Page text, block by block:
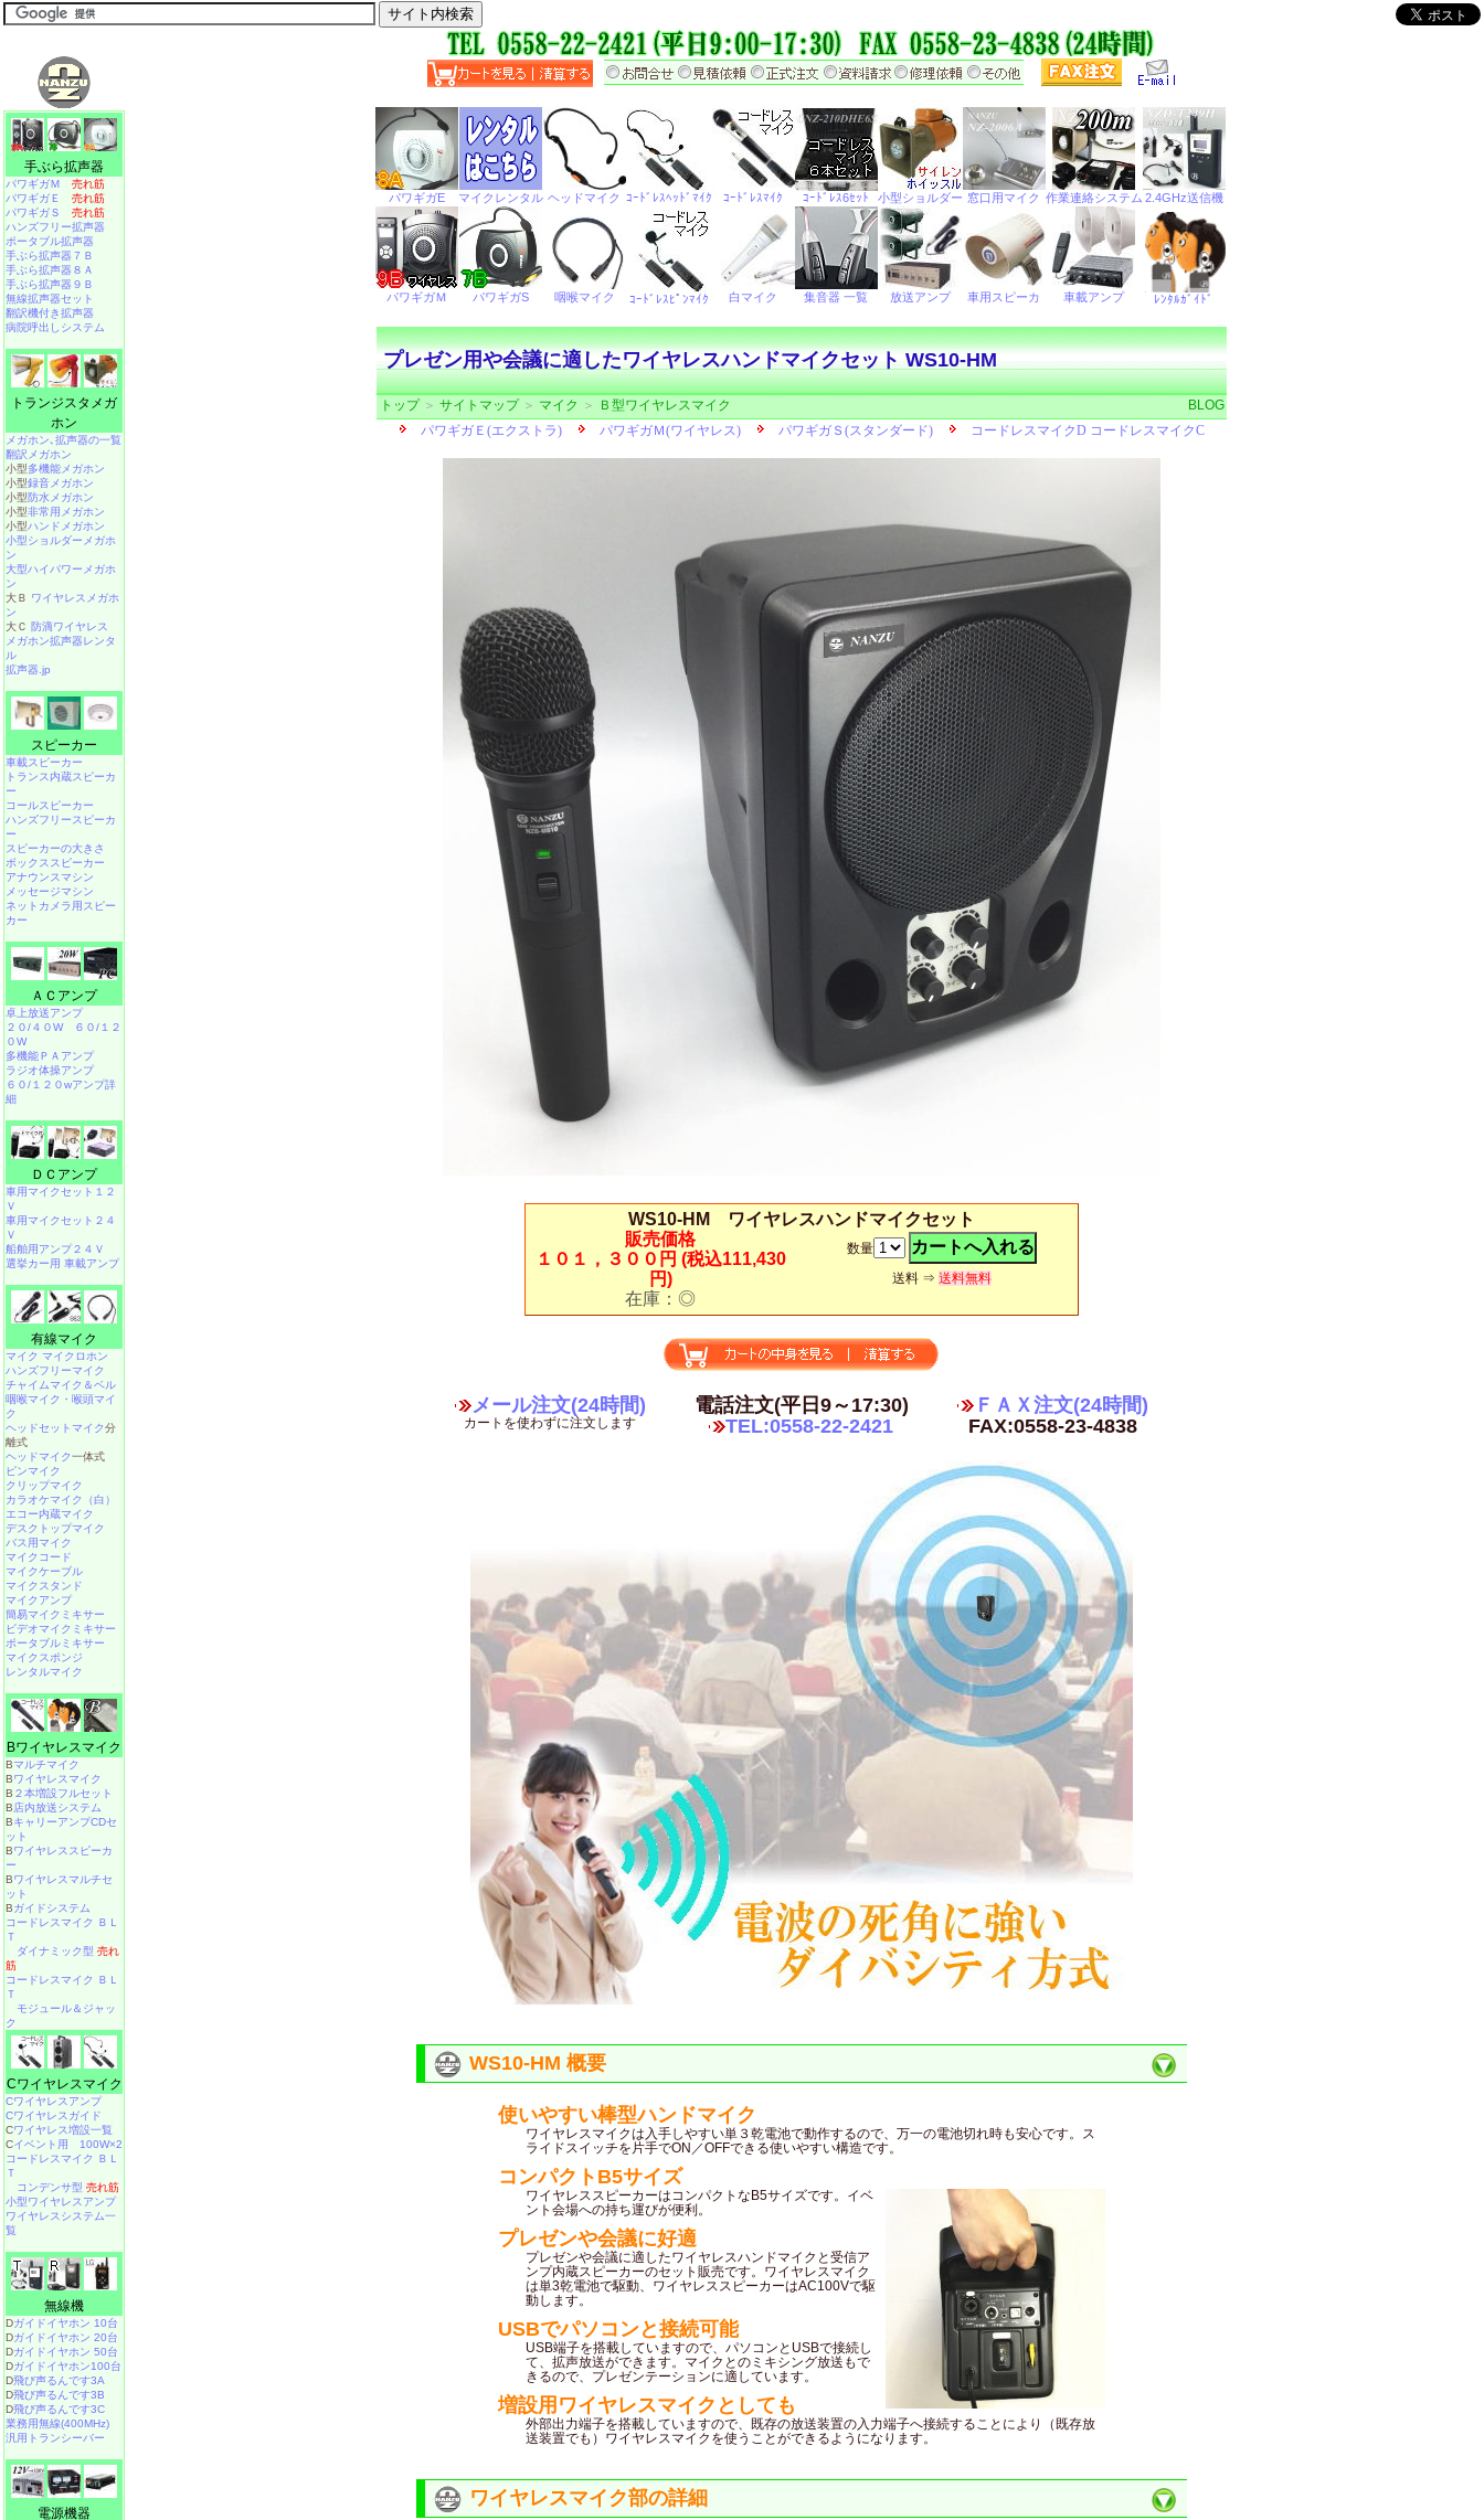
プレゼン用や会議に適したワイヤレスハンドマイクセット WS10-HM
トップ＞ サイトマップ＞ マイク ＞ Ｂ型ワイヤレスマイク BLOG
WS10-HM ワイヤレスハンドマイクセット
販売価格
１０１，３００円 (税込111,430
円)
在庫：◎
数量
送料 ⇒ 送料無料
メール注文(24時間)
カートを使わずに注文します
ＦＡＸ注文(24時間)
FAX:0558-23-4838
電話注文(平日9～17:30)
TEL:0558-22-2421
WS10-HM 概要
使いやすい棒型ハンドマイク
ワイヤレスマイクは入手しやすい単３乾電池で動作するので、万一の電池切れ時も安心です。ス
ライドスイッチを片手でON／OFFできる使いやすい構造です。
コンパクトB5サイズ
ワイヤレススピーカーはコンパクトなB5サイズです。イベ
ント会場への持ち運びが便利。
プレゼンや会議に好適
プレゼンや会議に適したワイヤレスハンドマイクと受信ア
ンプ内蔵スピーカーのセット販売です。ワイヤレスマイク
は単3乾電池で駆動、ワイヤレススピーカーはAC100Vで駆
動します。
USBでパソコンと接続可能
USB端子を搭載していますので、パソコンとUSBで接続し
て、拡声放送ができます。マイクとのミキシング放送もで
きるので、プレゼンテーションに適しています。
増設用ワイヤレスマイクとしても
外部出力端子を搭載していますので、既存の放送装置の入力端子へ接続することにより（既存放
送装置でも）ワイヤレスマイクを使うことができるようになります。
ワイヤレスマイク部の詳細
手ぶら拡声器
パワギガＭ 売れ筋
パワギガＥ 売れ筋
パワギガＳ 売れ筋
ハンズフリー拡声器
ポータブル拡声器
手ぶら拡声器７Ｂ
手ぶら拡声器８Ａ
手ぶら拡声器９Ｂ
無線拡声器セット
翻訳機付き拡声器
病院呼出しシステム
トランジスタメガ
ホン
メガホン､拡声器の一覧
翻訳メガホン
小型多機能メガホン
小型録音メガホン
小型防水メガホン
小型非常用メガホン
小型ハンドメガホン
小型ショルダーメガホ
ン
大型ハイパワーメガホ
ン
大Ｂ ワイヤレスメガホ
ン
大Ｃ 防滴ワイヤレス
メガホン拡声器レンタ
ル
拡声器.jp
スピーカー
車載スピーカー
トランス内蔵スピーカ
ー
コールスピーカー
ハンズフリースピーカ
ー
スピーカーの大きさ
ボックススピーカー
アナウンスマシン
メッセージマシン
ネットカメラ用スピー
カー
ＡＣアンプ
卓上放送アンプ
２０/４０W
６０/１２
０W
多機能ＰＡアンプ
ラジオ体操アンプ
６０/１２０wアンプ詳
細
ＤＣアンプ
車用マイクセット１２
Ｖ
車用マイクセット２４
Ｖ
船舶用アンプ２４Ｖ
選挙カー用 車載アンプ
有線マイク
マイク マイクロホン
ハンズフリーマイク
チャイムマイク＆ベル
咽喉マイク・喉頭マイ
ク
ヘッドセットマイク分
離式
ヘッドマイク一体式
ピンマイク
クリップマイク
カラオケマイク（白）
エコー内蔵マイク
デスクトップマイク
バス用マイク
マイクコード
マイクケーブル
マイクスタンド
マイクアンプ
簡易マイクミキサー
ビデオマイクミキサー
ポータブルミキサー
マイクスポンジ
レンタルマイク
Bワイヤレスマイク
Bマルチマイク
Bワイヤレスマイク
B ２本増設フルセット
B店内放送システム
BキャリーアンプCDセ
ット
Bワイヤレススピーカ
ー
Bワイヤレスマルチセ
ット
Bガイドシステム
コードレスマイク ＢＬ
Ｔ
ダイナミック型 売れ
筋
コードレスマイク ＢＬ
Ｔ
モジュール＆ジャッ
ク
Cワイヤレスマイク
Cワイヤレスアンプ
Cワイヤレスガイド
Cワイヤレス増設一覧
Cイベント用 100W×2
コードレスマイク ＢＬ
Ｔ
コンデンサ型 売れ筋
小型ワイヤレスアンプ
ワイヤレスシステム一
覧
無線機
Dガイドイヤホン 10台
Dガイドイヤホン 20台
Dガイドイヤホン 50台
Dガイドイヤホン100台
D飛び声るんです3A
D飛び声るんです3B
D飛び声るんです3C
業務用無線(400MHz)
汎用トランシーバー
電源機器